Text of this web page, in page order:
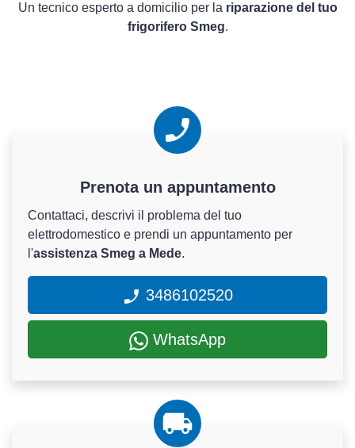
Un tecnico esperto a domicilio per la riparazione del tuo
frigorifero Smeg.
Prenota un appuntamento
Contattaci, descrivi il problema del tuo
elettrodomestico e prendi un appuntamento per
l'assistenza Smeg a Mede.
3486102520
WhatsApp